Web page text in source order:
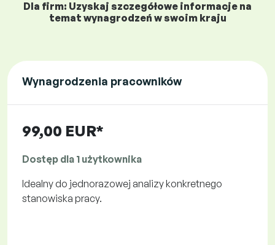
Dla firm: Uzyskaj szczegółowe informacje na
temat wynagrodzeń w swoim kraju
Wynagrodzenia pracowników
99,00 EUR*
Dostęp dla 1 użytkownika
Idealny do jednorazowej analizy konkretnego
stanowiska pracy.